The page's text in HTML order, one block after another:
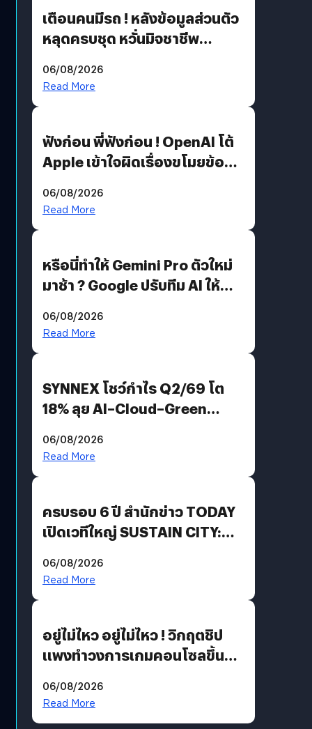
เตือนคนมีรถ ! หลังข้อมูลส่วนตัว
หลุดครบชุด หวั่นมิจชาชีพ
รหัสผ่านหลุด ไม่ใช่แฮ็กเกอร์
06/08/2026
Read More
ฟังก่อน พี่ฟังก่อน ! OpenAI โต้
Apple เข้าใจผิดเรื่องขโมยข้อมูล
06/08/2026
Read More
หรือนี่ทำให้ Gemini Pro ตัวใหม่
มาช้า ? Google ปรับทีม AI ให้
AGI
06/08/2026
Read More
SYNNEX โชว์กำไร Q2/69 โต
18% ลุย AI–Cloud–Green
Revenue เร่งเครื่อง New
06/08/2026
Read More
ครบรอบ 6 ปี สำนักข่าว TODAY
เปิดเวทีใหญ่ SUSTAIN CITY:
แนวทางปรับตัวสู่เศรษฐกิจสี
06/08/2026
Read More
อยู่ไม่ไหว อยู่ไม่ไหว ! วิกฤตชิป
แพงทำวงการเกมคอนโซลขึ้น
?
06/08/2026
Read More